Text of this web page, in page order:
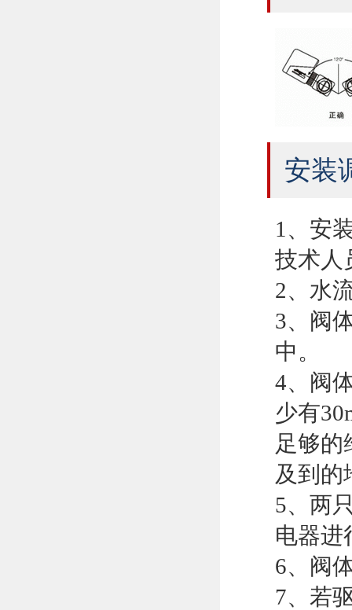
安装
1、安
技术人
2、水
3、阀
中。
4、阀
少有
足够的
及到的
5、两
电器进
6、阀
7、若